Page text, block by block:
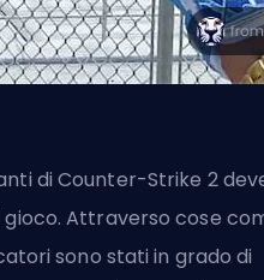
di Counter-Strike 2
Attraverso cose
sono stati in grado di